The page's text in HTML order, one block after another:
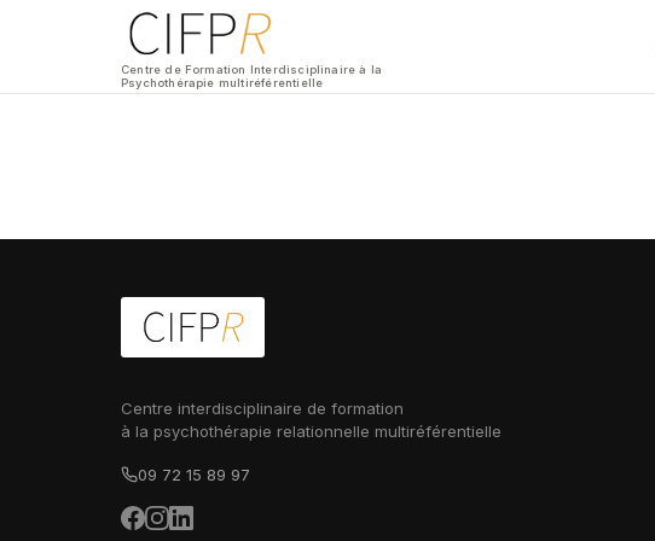
Centre de Formation Interdisciplinaire à la
Psychothérapie multiréférentielle
Centre interdisciplinaire de formation
à la psychothérapie relationnelle multiréférentielle
09 72 15 89 97